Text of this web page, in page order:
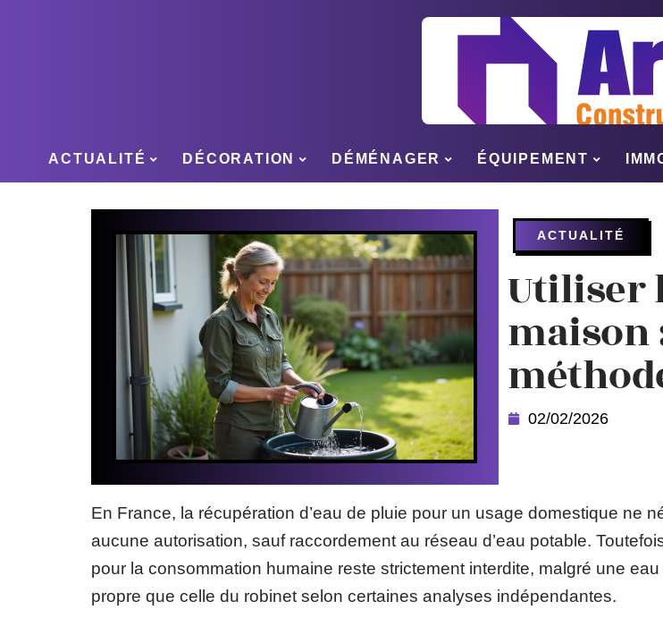
ACTUALITÉ DÉCORATION DÉMÉNAGER ÉQUIPEMENT
ACTUALITÉ
Utiliser
maison
02/02/2026
En France, la récupération d’eau de pluie pour un usage domestique ne
aucune autorisation, sauf raccordement au réseau d’eau potable.
pour la consommation humaine reste strictement interdite, malgré une
propre que celle du robinet selon certaines analyses indépendantes.